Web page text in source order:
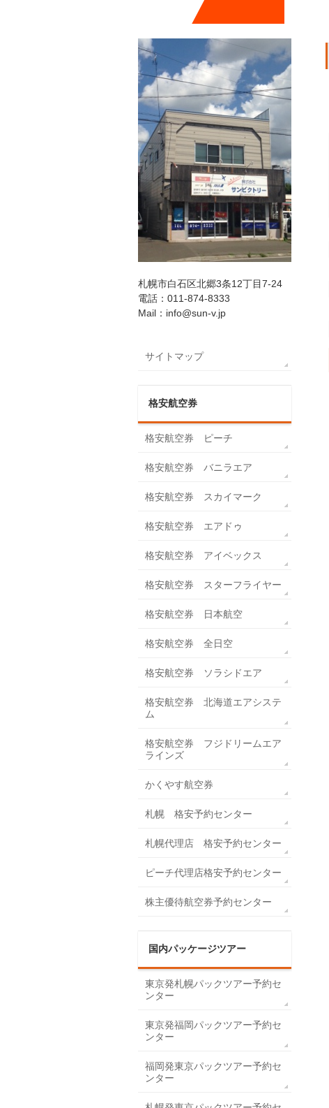
札幌市白石区北郷3条12丁目7-24
電話：011-874-8333
Mail：info@sun-v.jp
サイトマップ
格安航空券
格安航空券 ピーチ
格安航空券 バニラエア
格安航空券 スカイマーク
格安航空券 エアドゥ
格安航空券 アイベックス
格安航空券 スターフライヤー
格安航空券 日本航空
格安航空券 全日空
格安航空券 ソラシドエア
格安航空券 北海道エアシステ
ム
格安航空券 フジドリームエア
ラインズ
かくやす航空券
札幌 格安予約センター
札幌代理店 格安予約センター
ピーチ代理店格安予約センター
株主優待航空券予約センター
国内パッケージツアー
東京発札幌パックツアー予約セ
ンター
東京発福岡パックツアー予約セ
ンター
福岡発東京パックツアー予約セ
ンター